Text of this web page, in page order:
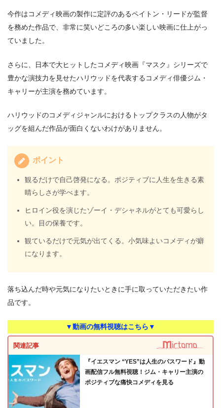
今作はコメディ映画の製作に定評のあるペイトン・リードが監督
を務めた作品で、非常に笑いどころの多い楽しい映画に仕上がっ
ていました。
さらに、日本で大ヒットしたコメディ映画『マスク』シリーズで
豊かな演技力を見せたハリウッドを代表するコメディ俳優ジム・
キャリーが主演を務めています。
ハリウッドのコメディジャンルにおけるトップクラスの人物がタ
ッグを組んだ作品が面白くないわけがありません。
ポイント
観るだけで自己啓発になる。ポジティブに人生を生きる素
晴らしさが学べます。
ヒロイン役を演じたゾーイ・デシャネルがとても可愛らし
い。目の保養です。
観ているだけで元気が出てくる。小気味よいコメディが癖
になります。
落ち込んだ時や元気になりたいときに手に取っていただきたい作
品です。
▼動画の無料視聴はこちら▼
関連記事
『イエスマン “YES”は人生のパスワード』動
画配信フル無料視聴！ジム・キャリー主演の
ポジティブな痛快コメディを見る